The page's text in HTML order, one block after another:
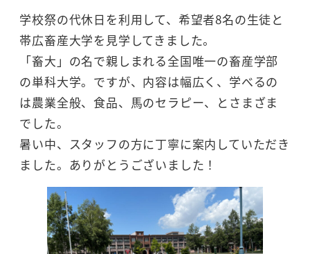
学校祭の代休日を利用して、希望者8名の生徒と
帯広畜産大学を見学してきました。
「畜大」の名で親しまれる全国唯一の畜産学部
の単科大学。ですが、内容は幅広く、学べるの
は農業全般、食品、馬のセラピー、とさまざま
でした。
暑い中、スタッフの方に丁寧に案内していただき
ました。ありがとうございました！